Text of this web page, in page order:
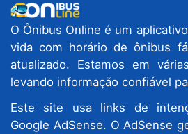
O Ônibus Online é um
vida com horário de ônibus
atualizado. Estamos em
levando informação confiável
Este site usa links de
Google AdSense. O AdSense